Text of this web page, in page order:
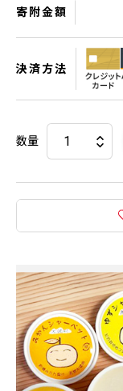
寄附金額
決済方法
数量